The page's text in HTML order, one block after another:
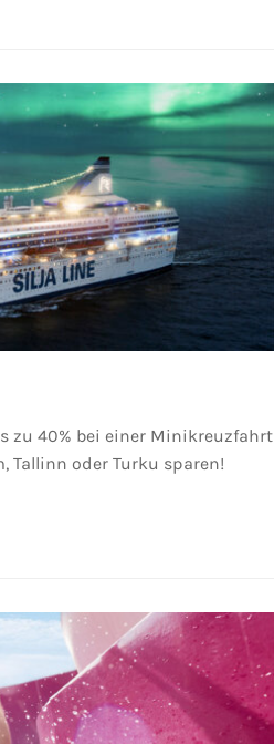
zu 40% bei einer Minikreuzfahrt
Tallinn oder Turku sparen!